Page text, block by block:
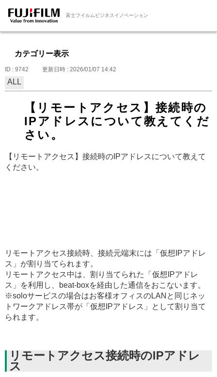
富士フイルムビジネスイノベーション
カテゴリー表示
ID : 9742 更新日時 : 2026/01/07 14:42
ALL
【リモートアクセス】接続時の
IPアドレスについて教えてくだ
さい。
【リモートアクセス】接続時のIPアドレスについて教えて
ください。
リモートアクセス接続時、接続元端末には「仮想IPアドレ
ス」が割り当てられます。
リモートアクセス中は、割り当てられた「仮想IPアドレ
ス」を利用し、beat-boxを経由した通信をおこないます。
※soloサービスの場合はお客様オフィスのLANと同じネッ
トワークアドレス帯が「仮想IPアドレス」として割り当て
られます。
リモートアクセス接続時のIPアドレ
ス